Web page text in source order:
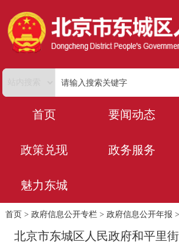
首页 要闻动态
政策兑现 政务服务
魅力东城
首页 > 政府信息公开专栏> 政府信息公开年报 >
北京市东城区人民政府和平里